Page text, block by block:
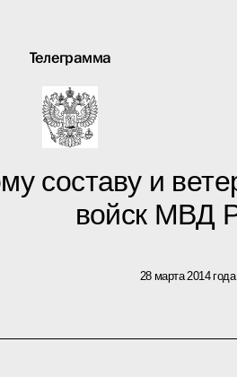
Телеграмма
составу и
войск МВД
28 марта 2014 года